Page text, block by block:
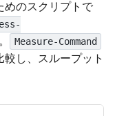
めのスクリプトで
Measure-Command
し、スループット